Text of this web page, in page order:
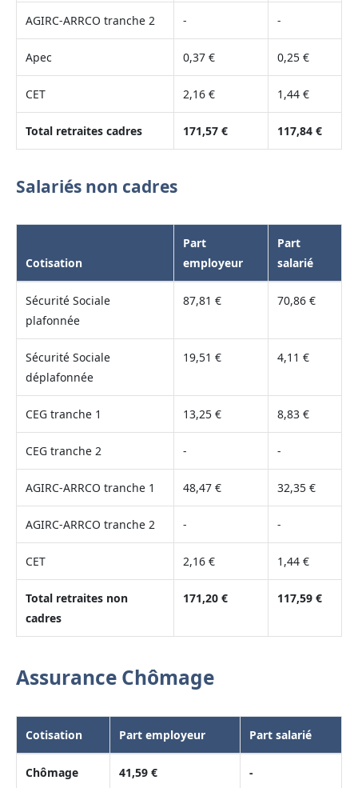
AGIRC-ARRCO tranche 2 - -
Apec 0,37 € 0,25 €
CET 2,16 € 1,44 €
Total retraites cadres 171,57 € 117,84 €
Salariés non cadres
Cotisation
Part
employeur
Part
salarié
Sécurité Sociale
plafonnée
87,81 € 70,86 €
Sécurité Sociale
déplafonnée
19,51 € 4,11 €
CEG tranche 1 13,25 € 8,83 €
CEG tranche 2 - -
AGIRC-ARRCO tranche 1 48,47 € 32,35 €
AGIRC-ARRCO tranche 2 - -
CET 2,16 € 1,44 €
Total retraites non
cadres
171,20 € 117,59 €
Assurance Chômage
Cotisation Part employeur Part salarié
Chômage 41,59 € -